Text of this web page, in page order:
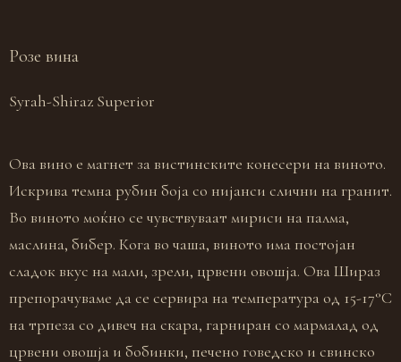
Розе вина
Syrah-Shiraz Superior
Ова вино е магнет за вистинските конесери на виното.
Искрива темна рубин боја со нијанси слични на гранит.
Во виното моќно се чувствуваат мириси на палма,
маслина, бибер. Кога во чаша, виното има постојан
сладок вкус на мали, зрели, црвени овошја. Ова Шираз
препорачуваме да се сервира на температура од 15-17°C
на трпеза со дивеч на скара, гарниран со мармалад од
црвени овошја и бобинки, печено говедско и свинско